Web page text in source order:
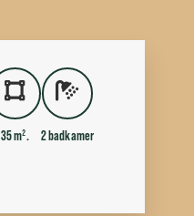
35 m². 2 badkamer